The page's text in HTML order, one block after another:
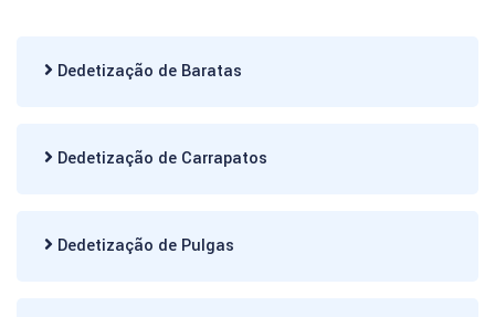
Dedetização de Baratas
Dedetização de Carrapatos
Dedetização de Pulgas